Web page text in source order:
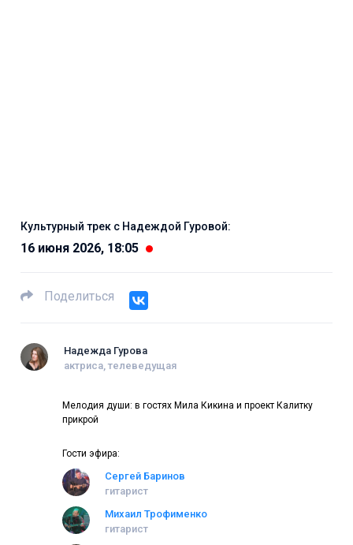
Культурный трек с Надеждой Гуровой:
16 июня 2026, 18:05
Поделиться
Надежда Гурова
актриса, телеведущая
Мелодия души: в гостях Мила Кикина и проект Калитку
прикрой
Гости эфира:
Сергей Баринов
гитарист
Михаил Трофименко
гитарист